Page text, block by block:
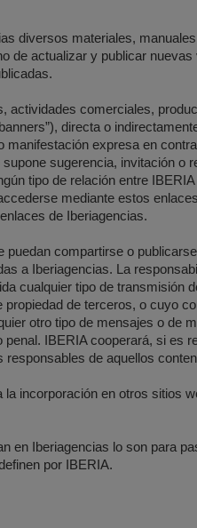
diversos materiales,
de actualizar y publicar
actividades comerciales,
directa o
expresa en
sugerencia, invitación o
tipo de relación entre
mediante estos
de Iberiagencias.
compartirse o
a Iberiagencias. La
cualquier tipo de transmisión
de terceros, o cuyo
otro tipo de mensajes o de
IBERIA cooperará, si es
de aquellos
incorporación en otros sitios
en Iberiagencias lo son para
por IBERIA.